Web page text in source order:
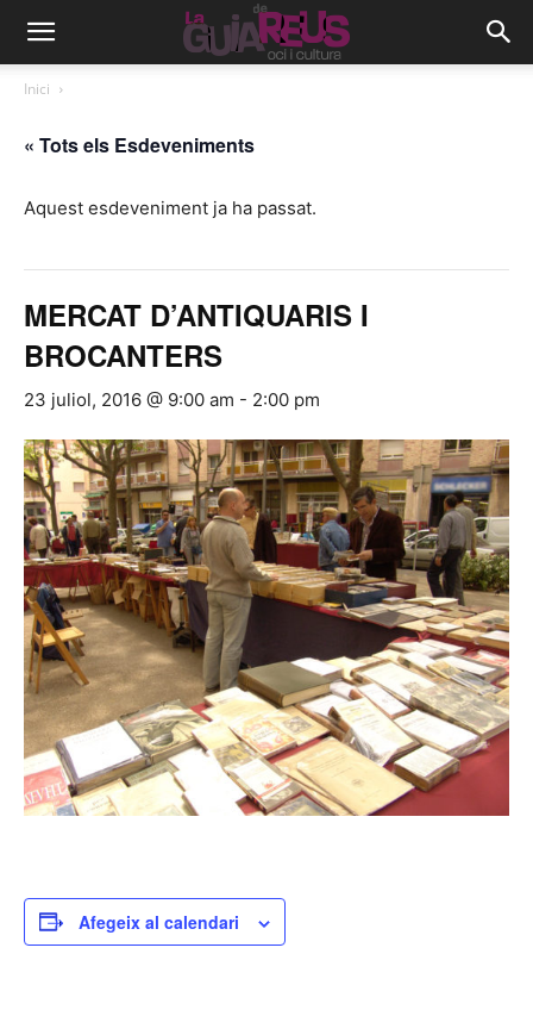
Inici
« Tots els Esdeveniments
Aquest esdeveniment ja ha passat.
MERCAT D’ANTIQUARIS I
BROCANTERS
23 juliol, 2016 @ 9:00 am - 2:00 pm
Afegeix al calendari